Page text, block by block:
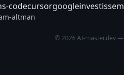
codecursorgoogle
altman
© 2026 AI-master.dev